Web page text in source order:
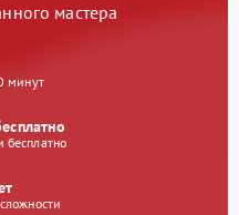
мастера
минут